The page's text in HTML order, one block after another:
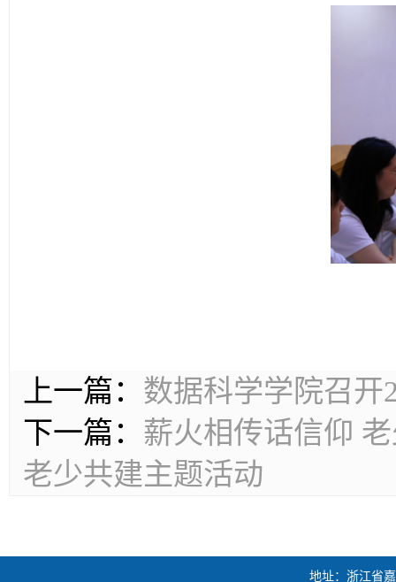
上一篇： 数据科学学院召开
下一篇： 薪火相传话信仰
老少共建主题活动
地址：浙江省